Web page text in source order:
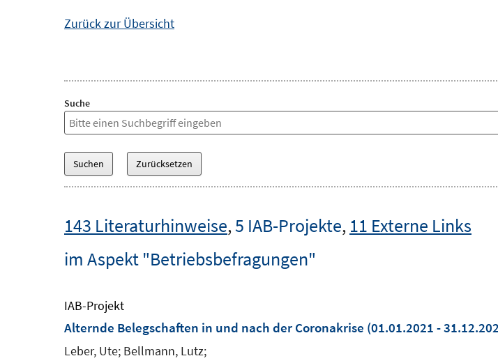
Zurück zur Übersicht
Suche
143 Literaturhinweise,5 IAB-Projekte, 11 Externe Links
im Aspekt "Betriebsbefragungen"
IAB-Projekt
Alternde Belegschaften in und nach der Coronakrise (01.01.2021 -
Leber, Ute; Bellmann, Lutz;